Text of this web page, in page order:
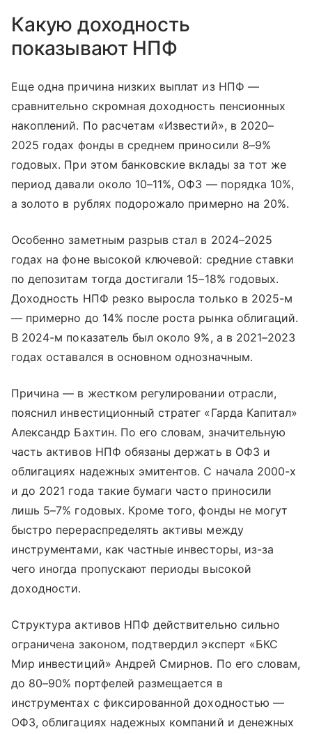
Какую доходность
показывают НПФ
Еще одна причина низких выплат из НПФ —
сравнительно скромная доходность пенсионных
накоплений. По расчетам «Известий», в 2020–
2025 годах фонды в среднем приносили 8–9%
годовых. При этом банковские вклады за тот же
период давали около 10–11%, ОФЗ — порядка 10%,
а золото в рублях подорожало примерно на 20%.
Особенно заметным разрыв стал в 2024–2025
годах на фоне высокой ключевой: средние ставки
по депозитам тогда достигали 15–18% годовых.
Доходность НПФ резко выросла только в 2025-м
— примерно до 14% после роста рынка облигаций.
В 2024-м показатель был около 9%, а в 2021–2023
годах оставался в основном однозначным.
Причина — в жестком регулировании отрасли,
пояснил инвестиционный стратег «Гарда Капитал»
Александр Бахтин. По его словам, значительную
часть активов НПФ обязаны держать в ОФЗ и
облигациях надежных эмитентов. С начала 2000-х
и до 2021 года такие бумаги часто приносили
лишь 5–7% годовых. Кроме того, фонды не могут
быстро перераспределять активы между
инструментами, как частные инвесторы, из-за
чего иногда пропускают периоды высокой
доходности.
Структура активов НПФ действительно сильно
ограничена законом, подтвердил эксперт «БКС
Мир инвестиций» Андрей Смирнов. По его словам,
до 80–90% портфелей размещается в
инструментах с фиксированной доходностью —
ОФЗ, облигациях надежных компаний и денежных